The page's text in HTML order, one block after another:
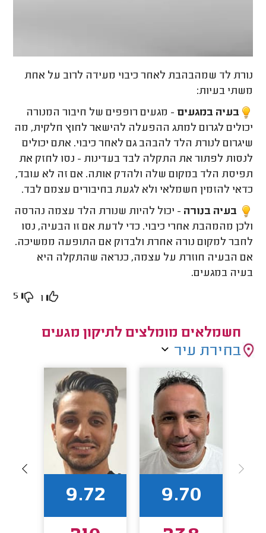
נורת לד שמהבהבת לאחר כיבוי מעידה לרוב על אחת
משתי בעיות:
בעיה במגעים - מגעים רופפים של חיבור המנורה
יכולים לגרום למתג ההפעלה להישאר לחוץ חלקית, מה
שיגרום לנורת הלד להבהב גם לאחר כיבוי. אתם יכולים
לנסות לפתור את התקלה לבד בעדינות - נסו לחזק את
תפיסת הלד במקום שלה ולהדק אותה. אם זה לא עובד,
כדאי להזמין חשמלאי ולא לגעת בחיבורים עצמם לבד.
בעיה בנורה - יכול להיות שנורת הלד עצמה נהרסה
ולכן מהמהבת אחרי כיבוי. כדי לדעת אם זו הבעיה, נסו
לחבר למקום נורה אחרת ולבדוק אם התופעה ממשיכה.
אם הבעיה חוזרת על עצמה, כנראה שהתקלה היא
בעיה במגעים.
1
5
חשמלאים מומלצים לתיקון מגעים
בחירת עיר
9.70
9.72